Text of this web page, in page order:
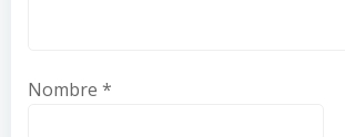
Nombre *